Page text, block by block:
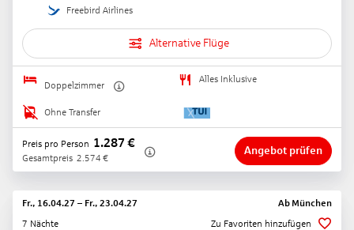
Freebird Airlines
Alternative Flüge
Doppelzimmer
Alles Inklusive
Ohne Transfer
Preis pro Person 1.287 €
Gesamtpreis 2.574 €
Angebot prüfen
Fr., 16.04.27 – Fr., 23.04.27 Ab München
7 Nächte
Zu Favoriten hinzufügen